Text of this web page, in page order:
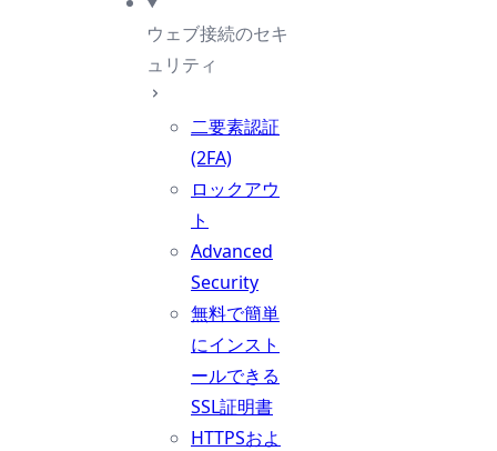
ウェブ接続のセキ
ュリティ
二要素認証
(2FA)
ロックアウ
ト
Advanced
Security
無料で簡単
にインスト
ールできる
SSL証明書
HTTPSおよ